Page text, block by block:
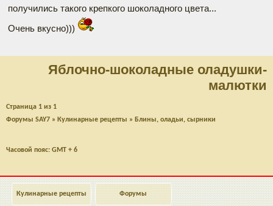
получились такого крепкого шоколадного цвета...
Очень вкусно)))
Яблочно-шоколадные оладушки-
малютки
Страница 1 из 1
Форумы SAY7 » Кулинарные рецепты » Блины, оладьи, сырники
Часовой пояс: GMT + 6
Кулинарные рецепты Форумы